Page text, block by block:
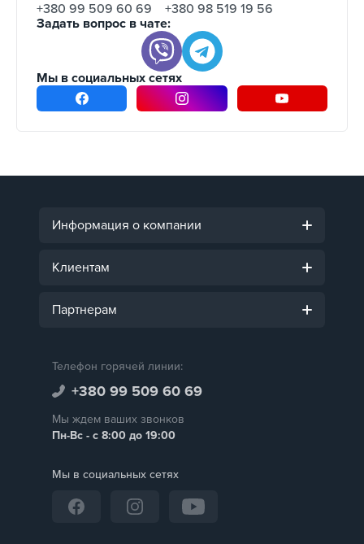
+380 99 509 60 69
+380 98 519 19 56
Задать вопрос в чате:
Мы в социальных сетях
Информация о компании
Клиентам
Партнерам
Телефон горячей линии:
+380 99 509 60 69
Мы ждем ваших звонков
Пн-Вс - с 8:00 до 19:00
Мы в социальных сетях